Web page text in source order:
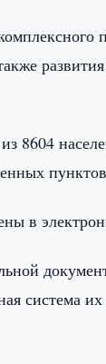
8604
в
система их